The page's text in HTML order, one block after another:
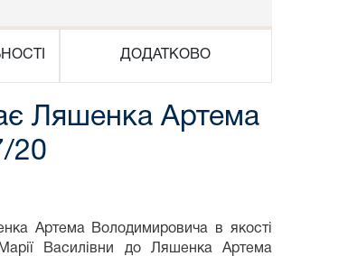
ДОДАТКОВО
Ляшенка Артема
20
Артема Володимировича в якості
Василівни до Ляшенка Артема